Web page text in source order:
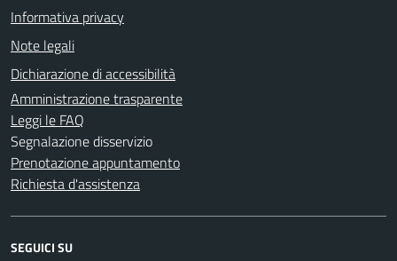
Informativa privacy
Note legali
Dichiarazione di accessibilità
Amministrazione trasparente
Leggi le FAQ
Segnalazione disservizio
Prenotazione appuntamento
Richiesta d'assistenza
SEGUICI SU